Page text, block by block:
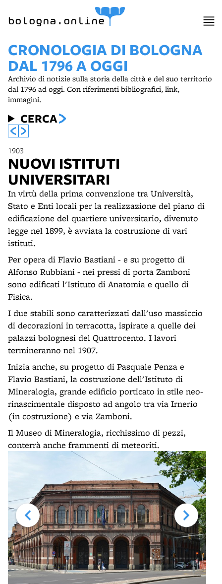
bologna.online
CRONOLOGIA DI BOLOGNA
DAL 1796 A OGGI
Archivio di notizie sulla storia della città e del suo territorio
dal 1796 ad oggi. Con riferimenti bibliografici, link,
immagini.
CERCA
1903
NUOVI ISTITUTI
UNIVERSITARI
In virtù della prima convenzione tra Università,
Stato e Enti locali per la realizzazione del piano di
edificazione del quartiere universitario, divenuto
legge nel 1899, è avviata la costruzione di vari
istituti.
Per opera di Flavio Bastiani - e su progetto di
Alfonso Rubbiani - nei pressi di porta Zamboni
sono edificati l'Istituto di Anatomia e quello di
Fisica.
I due stabili sono caratterizzati dall'uso massiccio
di decorazioni in terracotta, ispirate a quelle dei
palazzi bolognesi del Quattrocento. I lavori
termineranno nel 1907.
Inizia anche, su progetto di Pasquale Penza e
Flavio Bastiani, la costruzione dell'Istituto di
Mineralogia, grande edificio porticato in stile neo-
rinascimentale disposto ad angolo tra via Irnerio
(in costruzione) e via Zamboni.
Il Museo di Mineralogia, ricchissimo di pezzi,
conterrà anche frammenti di meteoriti.